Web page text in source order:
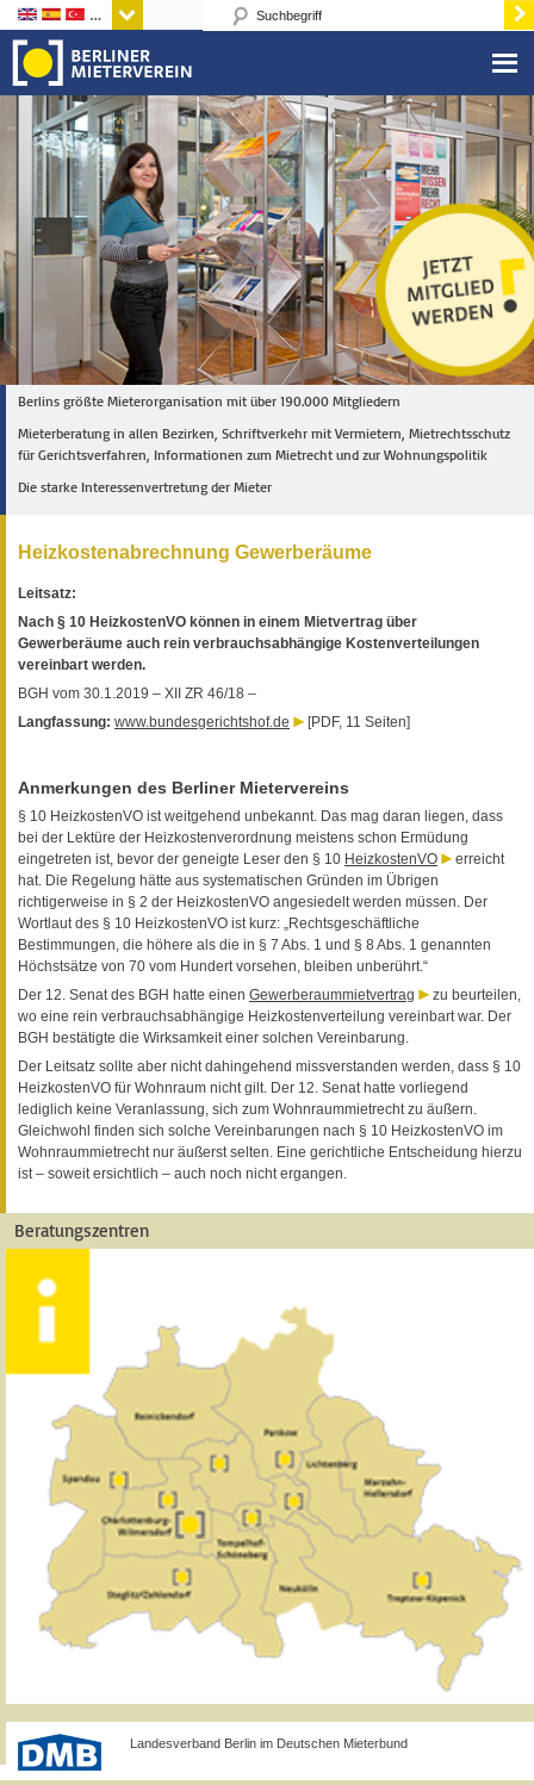
Sprachen
Berlins größte Mieterorganisation mit über 190.000 Mitgliedern
Mieterberatung in allen Bezirken, Schriftverkehr mit Vermietern, Mietrechtsschutz
für Gerichtsverfahren, Informationen zum Mietrecht und zur Wohnungspolitik
Die starke Interessenvertretung der Mieter
Heizkostenabrechnung Gewerberäume
Leitsatz:
Nach § 10 HeizkostenVO können in einem Mietvertrag über
Gewerberäume auch rein verbrauchsabhängige Kostenverteilungen
vereinbart werden.
BGH vom 30.1.2019 – XII ZR 46/18 –
Langfassung: www.bundesgerichtshof.de [PDF, 11 Seiten]
Anmerkungen des Berliner Mietervereins
§ 10 HeizkostenVO ist weitgehend unbekannt. Das mag daran liegen, dass
bei der Lektüre der Heizkostenverordnung meistens schon Ermüdung
eingetreten ist, bevor der geneigte Leser den § 10 HeizkostenVO
erreicht
hat. Die Regelung hätte aus systematischen Gründen im Übrigen
richtigerweise in § 2 der HeizkostenVO angesiedelt werden müssen. Der
Wortlaut des § 10 HeizkostenVO ist kurz: „Rechtsgeschäftliche
Bestimmungen, die höhere als die in § 7 Abs. 1 und § 8 Abs. 1 genannten
Höchstsätze von 70 vom Hundert vorsehen, bleiben unberührt.“
Der 12. Senat des BGH hatte einen Gewerberaummietvertrag
zu beurteilen,
wo eine rein verbrauchsabhängige Heizkostenverteilung vereinbart war. Der
BGH bestätigte die Wirksamkeit einer solchen Vereinbarung.
Der Leitsatz sollte aber nicht dahingehend missverstanden werden, dass § 10
HeizkostenVO für Wohnraum nicht gilt. Der 12. Senat hatte vorliegend
lediglich keine Veranlassung, sich zum Wohnraummietrecht zu äußern.
Gleichwohl finden sich solche Vereinbarungen nach § 10 HeizkostenVO im
Wohnraummietrecht nur äußerst selten. Eine gerichtliche Entscheidung hierzu
ist – soweit ersichtlich – auch noch nicht ergangen.
Beratungszentren
Landesverband Berlin im Deutschen Mieterbund